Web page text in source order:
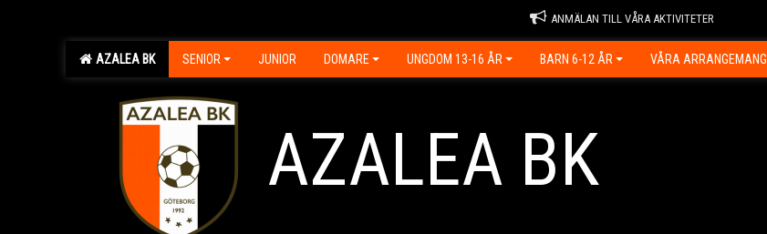
ANMÄLAN TILL VÅRA AKTIVITETER
AZALEA BK SENIOR JUNIOR DOMARE UNGDOM 13-16 ÅR BARN 6-12 ÅR VÅRA ARRANGEMANG
AZALEA BK